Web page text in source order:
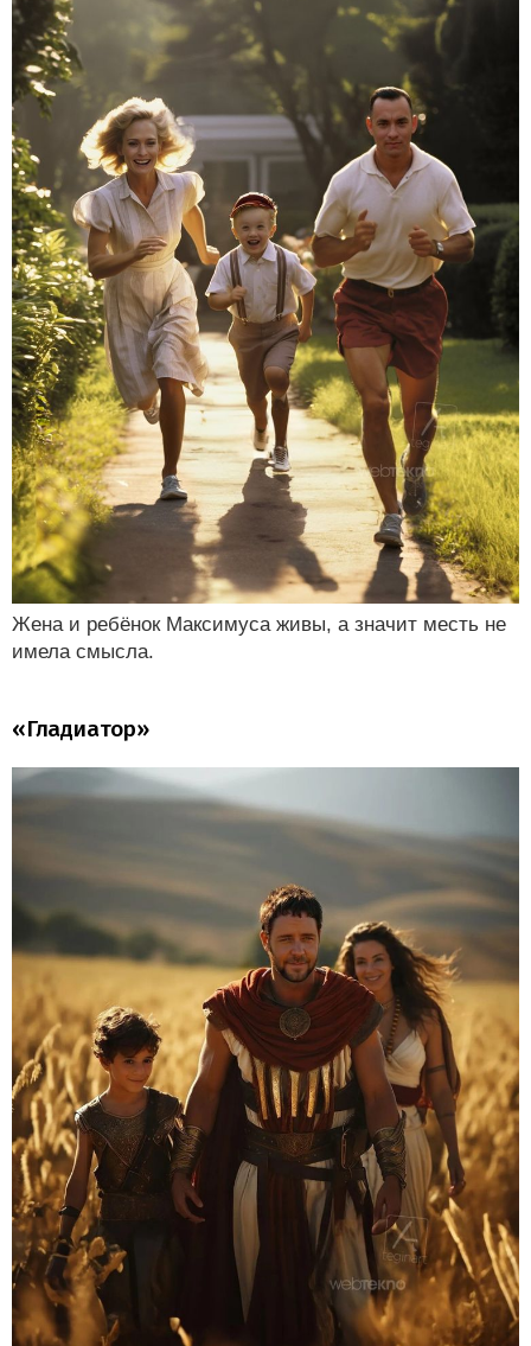
Жена и ребёнок Максимуса живы, а значит месть не
имела смысла.
«Гладиатор»